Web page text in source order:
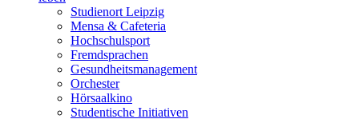
Studienort Leipzig
Mensa & Cafeteria
Hochschulsport
Fremdsprachen
Gesundheitsmanagement
Orchester
Hörsaalkino
Studentische Initiativen